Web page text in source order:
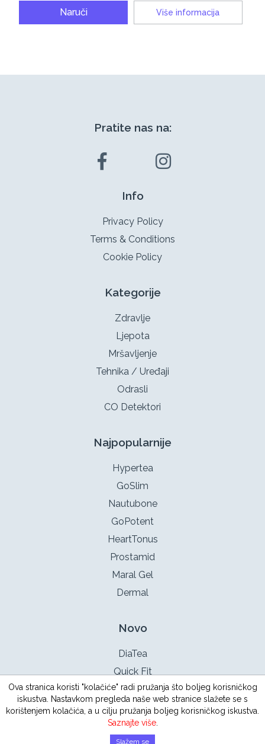
Naruči Više informacija
Ova stranica koristi "kolačiće" radi pružanja što boljeg korisničkog
iskustva. Nastavkom pregleda naše web stranice slažete se s
korištenjem kolačića, a u cilju pružanja boljeg korisničkog iskustva.
Saznajte više.
Slažem se
Pratite nas na:
Info
Privacy Policy
Terms & Conditions
Cookie Policy
Kategorije
Zdravlje
Ljepota
Mršavljenje
Tehnika / Uređaji
Odrasli
CO Detektori
Najpopularnije
Hypertea
GoSlim
Nautubone
GoPotent
HeartTonus
Prostamid
Maral Gel
Dermal
Novo
DiaTea
Quick Fit
TestoX
Intimotea